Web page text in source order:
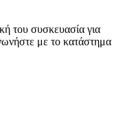
του συσκευασία για
με το κατάστημα